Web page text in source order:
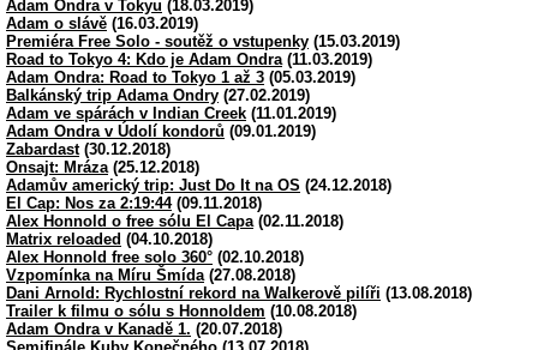
Adam Ondra v Tokyu (18.03.2019)
Adam o slávě (16.03.2019)
Premiéra Free Solo - soutěž o vstupenky (15.03.2019)
Road to Tokyo 4: Kdo je Adam Ondra (11.03.2019)
Adam Ondra: Road to Tokyo 1 až 3 (05.03.2019)
Balkánský trip Adama Ondry (27.02.2019)
Adam ve spárách v Indian Creek (11.01.2019)
Adam Ondra v Údolí kondorů (09.01.2019)
Zabardast(30.12.2018)
Onsajt: Mráza (25.12.2018)
Adamův americký trip: Just Do It na OS (24.12.2018)
El Cap: Nos za 2:19:44(09.11.2018)
Alex Honnold o free sólu El Capa (02.11.2018)
Matrix reloaded (04.10.2018)
Alex Honnold free solo 360° (02.10.2018)
Vzpomínka na Míru Šmída (27.08.2018)
Dani Arnold: Rychlostní rekord na Walkerově pilíři (13.08.2018)
Trailer k filmu o sólu s Honnoldem (10.08.2018)
Adam Ondra v Kanadě 1. (20.07.2018)